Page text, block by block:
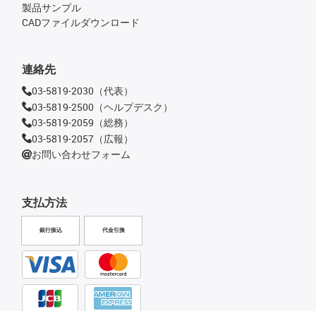
支払方法
銀行振込 代金引換
製品サンプル
CADファイルダウンロード
連絡先
03-5819-2030（代表）
03-5819-2500（ヘルプデスク）
03-5819-2059（総務）
03-5819-2057（広報）
お問い合わせフォーム